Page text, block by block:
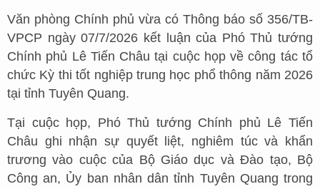
Văn phòng Chính phủ vừa có Thông báo số 356/TB-
VPCP ngày 07/7/2026 kết luận của Phó Thủ tướng
Chính phủ Lê Tiến Châu tại cuộc họp về công tác tổ
chức Kỳ thi tốt nghiệp trung học phổ thông năm 2026
tại tỉnh Tuyên Quang.
Tại cuộc họp, Phó Thủ tướng Chính phủ Lê Tiến
Châu ghi nhận sự quyết liệt, nghiêm túc và khẩn
trương vào cuộc của Bộ Giáo dục và Đào tạo, Bộ
Công an, Ủy ban nhân dân tỉnh Tuyên Quang trong